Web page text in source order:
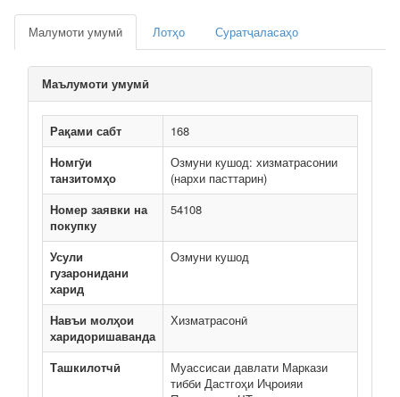
Малумоти умумӣ Лотҳо Суратҷаласаҳо
Маълумоти умумӣ
Рақами сабт
168
Номгӯи
танзитомҳо
Озмуни кушод: хизматрасонии
(нархи пасттарин)
Номер заявки на
покупку
54108
Усули
гузаронидани
харид
Озмуни кушод
Навъи молҳои
харидоришаванда
Хизматрасонӣ
Ташкилотчӣ
Муассисаи давлати Маркази
тибби Дастгоҳи Иҷроияи